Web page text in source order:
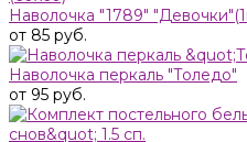
Наволочка "1789"
от 85 руб.
Наволочка перкаль "Толедо"
от 95 руб.